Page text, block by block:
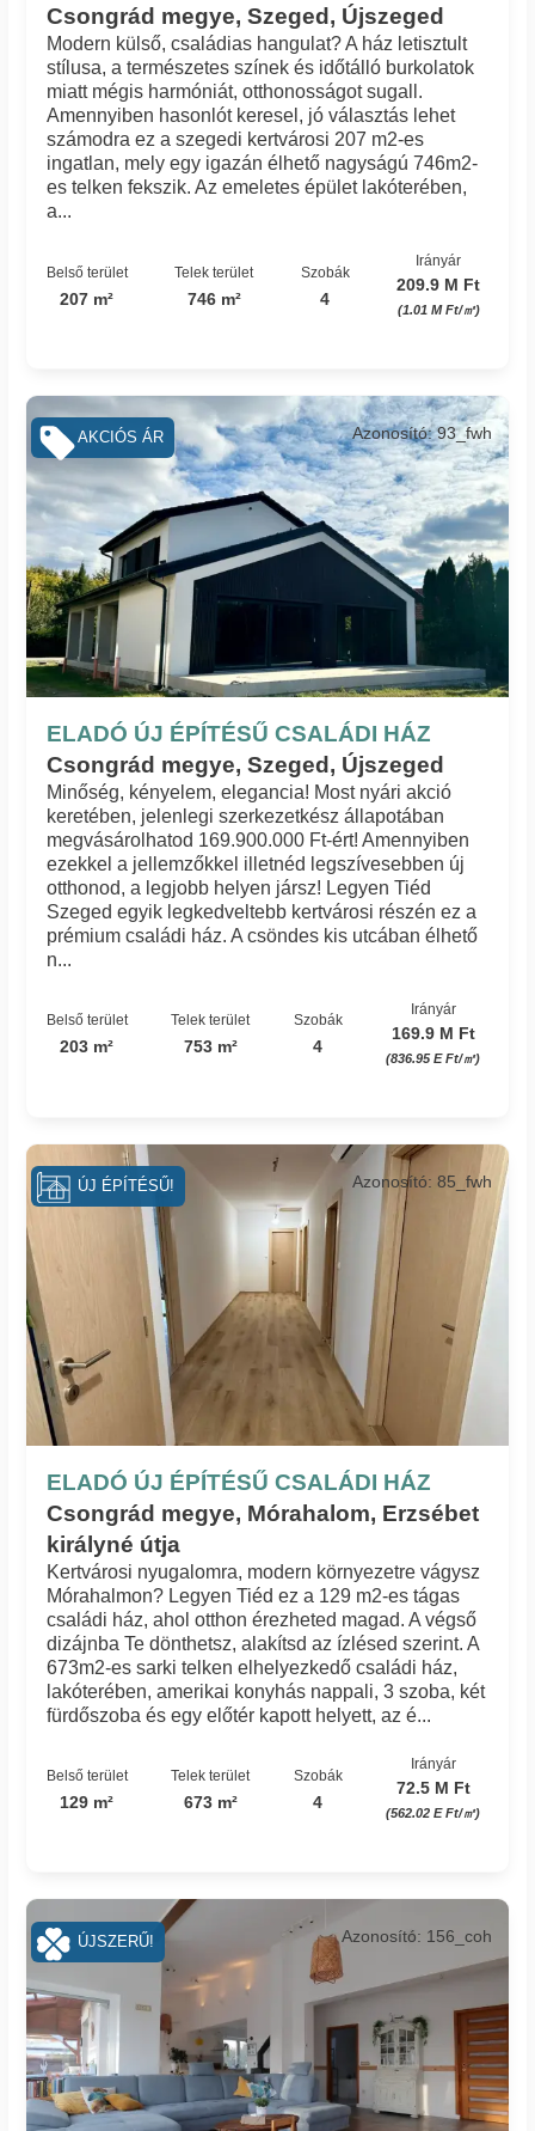
Csongrád megye, Szeged, Újszeged
Modern külső, családias hangulat? A ház letisztult
stílusa, a természetes színek és időtálló burkolatok
miatt mégis harmóniát, otthonosságot sugall.
Amennyiben hasonlót keresel, jó választás lehet
számodra ez a szegedi kertvárosi 207 m2-es
ingatlan, mely egy igazán élhető nagyságú 746m2-
es telken fekszik. Az emeletes épület lakóterében,
a...
Belső terület
207 m²
Telek terület
746 m²
Szobák
4
Irányár
209.9 M Ft
(1.01 M Ft/㎡)
ELADÓ ÚJ ÉPÍTÉSŰ CSALÁDI HÁZ
Csongrád megye, Szeged, Újszeged
Azonosító: 93_fwh
Minőség, kényelem, elegancia! Most nyári akció
keretében, jelenlegi szerkezetkész állapotában
megvásárolhatod 169.900.000 Ft-ért! Amennyiben
ezekkel a jellemzőkkel illetnéd legszívesebben új
otthonod, a legjobb helyen jársz! Legyen Tiéd
Szeged egyik legkedveltebb kertvárosi részén ez a
prémium családi ház. A csöndes kis utcában élhető
n...
Belső terület
203 m²
Telek terület
753 m²
Szobák
4
Irányár
169.9 M Ft
(836.95 E Ft/㎡)
AKCIÓS ÁR
ELADÓ ÚJ ÉPÍTÉSŰ CSALÁDI HÁZ
Csongrád megye, Mórahalom, Erzsébet
királyné útja
Azonosító: 85_fwh
Kertvárosi nyugalomra, modern környezetre vágysz
Mórahalmon? Legyen Tiéd ez a 129 m2-es tágas
családi ház, ahol otthon érezheted magad. A végső
dizájnba Te dönthetsz, alakítsd az ízlésed szerint. A
673m2-es sarki telken elhelyezkedő családi ház,
lakóterében, amerikai konyhás nappali, 3 szoba, két
fürdőszoba és egy előtér kapott helyett, az é...
Belső terület
129 m²
Telek terület
673 m²
Szobák
4
Irányár
72.5 M Ft
(562.02 E Ft/㎡)
ÚJ ÉPÍTÉSŰ!
Azonosító: 156_coh
ÚJSZERŰ!